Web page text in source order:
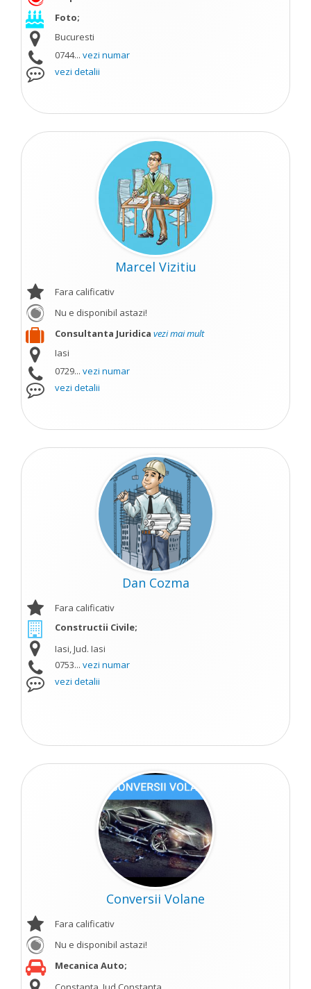
Foto;
Bucuresti
0744... vezi numar
vezi detalii
Marcel Vizitiu
Fara calificativ
Nu e disponibil astazi!
Consultanta Juridica vezi mai mult
Iasi
0729... vezi numar
vezi detalii
Dan Cozma
Fara calificativ
Constructii Civile;
Iasi, Jud. Iasi
0753... vezi numar
vezi detalii
Conversii Volane
Fara calificativ
Nu e disponibil astazi!
Mecanica Auto;